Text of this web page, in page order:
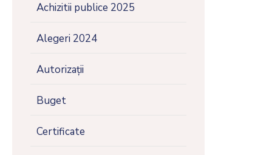
Achizitii publice 2025
Alegeri 2024
Autorizații
Buget
Certificate